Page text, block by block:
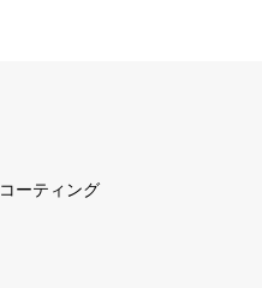
コーティング